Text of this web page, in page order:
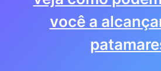
você a